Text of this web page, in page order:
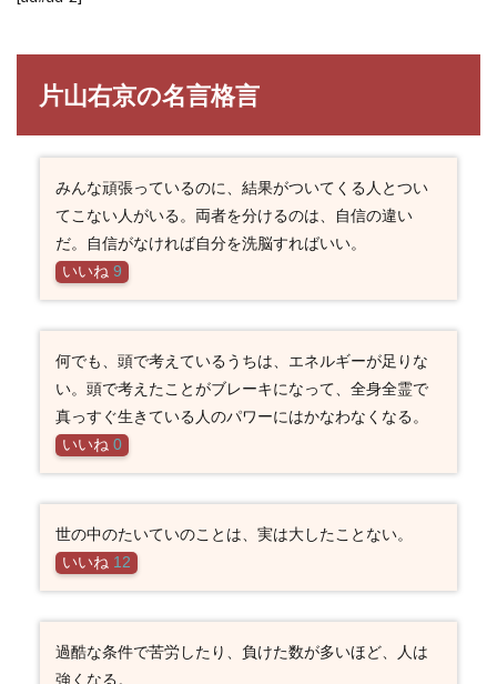
片山右京の名言格言
みんな頑張っているのに、結果がついてくる人とつい
てこない人がいる。両者を分けるのは、自信の違い
だ。自信がなければ自分を洗脳すればいい。
いいね 9
何でも、頭で考えているうちは、エネルギーが足りな
い。頭で考えたことがブレーキになって、全身全霊で
真っすぐ生きている人のパワーにはかなわなくなる。
いいね 0
世の中のたいていのことは、実は大したことない。
いいね 12
過酷な条件で苦労したり、負けた数が多いほど、人は
強くなる。